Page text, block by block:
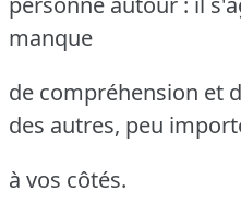
manque
de compréhension et
des autres, peu
à vos côtés.